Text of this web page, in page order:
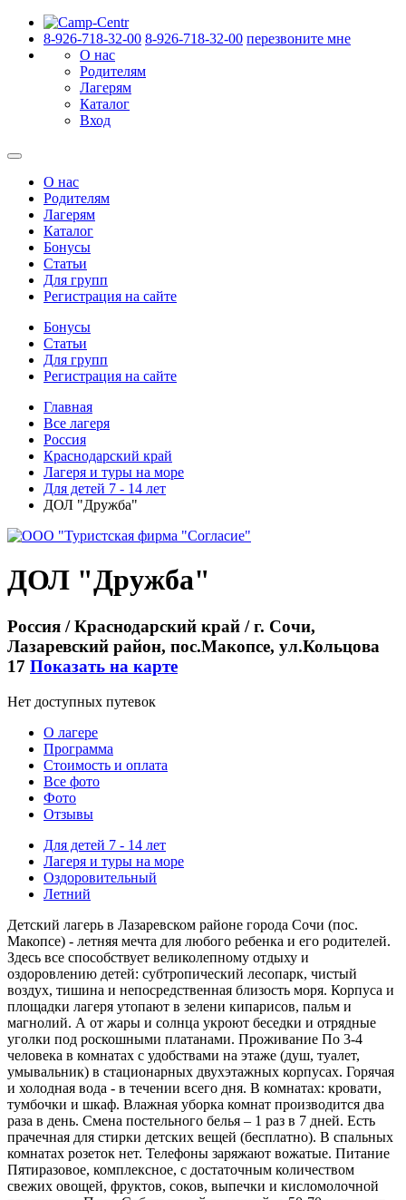
8-926-718-32-00 8-926-718-32-00 перезвоните мне
О нас
Родителям
Лагерям
Каталог
Вход
О нас
Родителям
Лагерям
Каталог
Бонусы
Статьи
Для групп
Регистрация на сайте
Бонусы
Статьи
Для групп
Регистрация на сайте
Главная
Все лагеря
Россия
Краснодарский край
Лагеря и туры на море
Для детей 7 - 14 лет
ДОЛ "Дружба"
ДОЛ "Дружба"
Россия / Краснодарский край / г. Сочи,
Лазаревский район, пос.Макопсе, ул.Кольцова
17 Показать на карте
Нет доступных путевок
О лагере
Программа
Стоимость и оплата
Все фото
Фото
Отзывы
Для детей 7 - 14 лет
Лагеря и туры на море
Оздоровительный
Летний
Детский лагерь в Лазаревском районе города Сочи (пос.
Макопсе) - летняя мечта для любого ребенка и его родителей.
Здесь все способствует великолепному отдыху и
оздоровлению детей: субтропический лесопарк, чистый
воздух, тишина и непосредственная близость моря. Корпуса и
площадки лагеря утопают в зелени кипарисов, пальм и
магнолий. А от жары и солнца укроют беседки и отрядные
уголки под роскошными платанами. Проживание По 3-4
человека в комнатах с удобствами на этаже (душ, туалет,
умывальник) в стационарных двухэтажных корпусах. Горячая
и холодная вода - в течении всего дня. В комнатах: кровати,
тумбочки и шкаф. Влажная уборка комнат производится два
раза в день. Смена постельного белья – 1 раз в 7 дней. Есть
прачечная для стирки детских вещей (бесплатно). В спальных
комнатах розеток нет. Телефоны заряжают вожатые. Питание
Пятиразовое, комплексное, с достаточным количеством
свежих овощей, фруктов, соков, выпечки и кисломолочной